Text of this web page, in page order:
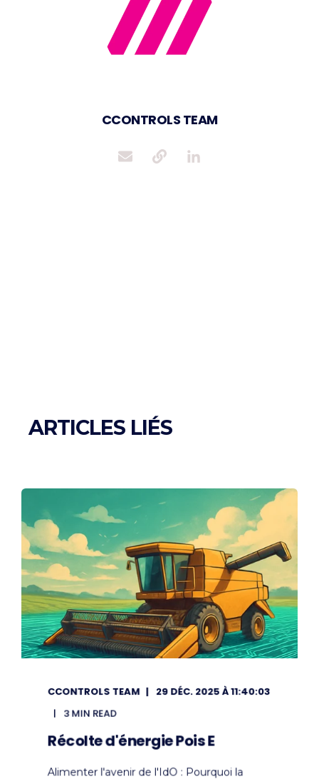
CCONTROLS TEAM
ARTICLES LIÉS
CCONTROLS TEAM
29 DÉC. 2025 À 11:40:03
3 MIN READ
Récolte d'énergie Pois E
Alimenter l'avenir de l'IdO : Pourquoi la